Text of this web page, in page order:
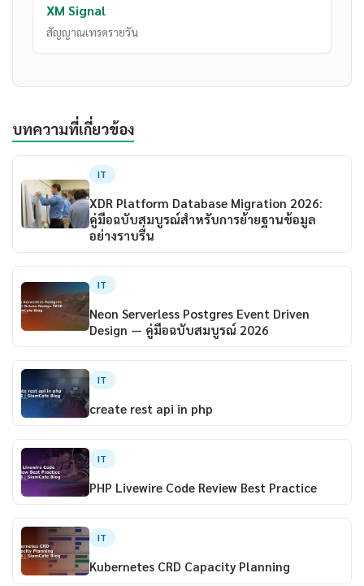
XM Signal
สัญญาณเทรดรายวัน
บทความที่เกี่ยวข้อง
IT
XDR Platform Database Migration 2026:
คู่มือฉบับสมบูรณ์สำหรับการย้ายฐานข้อมูล
อย่างราบรื่น
IT
Neon Serverless Postgres Event Driven
Design — คู่มือฉบับสมบูรณ์ 2026
IT
create rest api in php
IT
PHP Livewire Code Review Best Practice
IT
Kubernetes CRD Capacity Planning